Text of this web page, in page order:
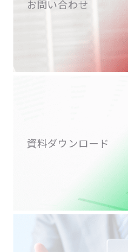
お問い合わせ
資料ダウンロード